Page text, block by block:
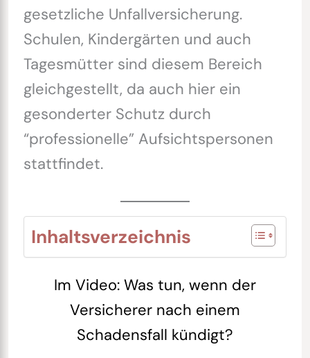
gesetzliche Unfallversicherung.
Schulen, Kindergärten und auch
Tagesmütter sind diesem Bereich
gleichgestellt, da auch hier ein
gesonderter Schutz durch
“professionelle” Aufsichtspersonen
stattfindet.
Inhaltsverzeichnis
Im Video: Was tun, wenn der
Versicherer nach einem
Schadensfall kündigt?